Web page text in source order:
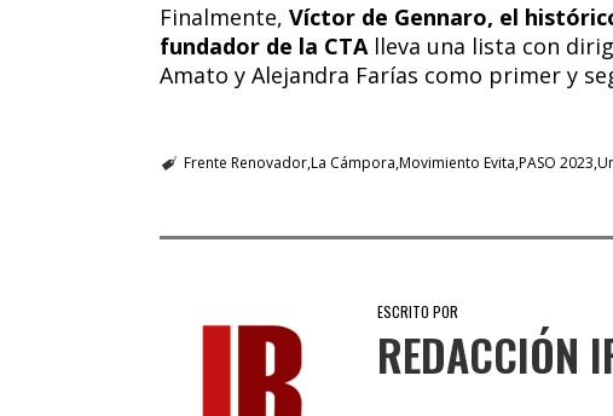
Finalmente, Víctor de Gennaro, el
fundador de la CTA lleva una lista con
Amato y Alejandra Farías como primer y
Frente RenovadorLa Cámpora Movimiento Evita PASO 2023
ESCRITO POR
REDACCIÓN